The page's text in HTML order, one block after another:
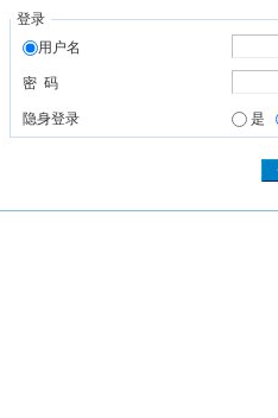
登录
用户名
密 码
隐身登录 是